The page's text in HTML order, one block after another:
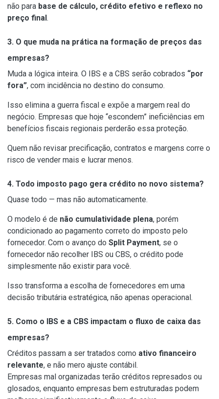
não para base de cálculo, crédito efetivo e reflexo no
preço final .
3. O que muda na prática na formação de preços das
empresas?
Muda a lógica inteira. O IBS e a CBS serão cobrados “por
fora”, com incidência no destino do consumo.
Isso elimina a guerra fiscal e expõe a margem real do
negócio. Empresas que hoje “escondem” ineficiências em
benefícios fiscais regionais perderão essa proteção.
Quem não revisar precificação, contratos e margens corre o
risco de vender mais e lucrar menos.
4. Todo imposto pago gera crédito no novo sistema?
Quase todo — mas não automaticamente.
O modelo é de não cumulatividade plena, porém
condicionado ao pagamento correto do imposto pelo
fornecedor. Com o avanço do Split Payment, se o
fornecedor não recolher IBS ou CBS, o crédito pode
simplesmente não existir para você.
Isso transforma a escolha de fornecedores em uma
decisão tributária estratégica, não apenas operacional.
5. Como o IBS e a CBS impactam o fluxo de caixa das
empresas?
Créditos passam a ser tratados como ativo financeiro
relevante, e não mero ajuste contábil.
Empresas mal organizadas terão créditos represados ou
glosados, enquanto empresas bem estruturadas podem